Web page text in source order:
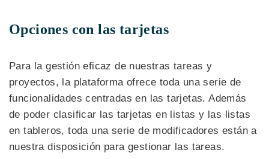
Opciones con las tarjetas
Para la gestión eficaz de nuestras tareas y
proyectos, la plataforma ofrece toda una serie de
funcionalidades centradas en las tarjetas. Además
de poder clasificar las tarjetas en listas y las listas
en tableros, toda una serie de modificadores están a
nuestra disposición para gestionar las tareas.